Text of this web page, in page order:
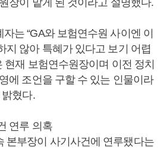
는 “GA와 보험연수원 사이엔 이
지 않아 특혜가 있다고 보기 어렵
현재 보험연수원장이며 이전 정치
에 조언을 구할 수 있는 인물이라
밝혔다.
연루 의혹
본부장이 사기사건에 연루됐다는